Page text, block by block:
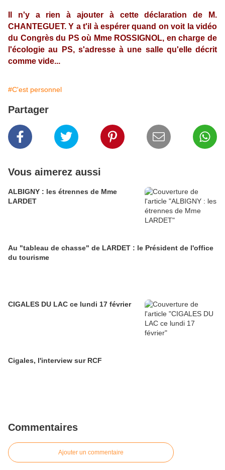
Il n'y a rien à ajouter à cette déclaration de M.
CHANTEGUET. Y a t'il à espérer quand on voit la vidéo
du Congrès du PS où Mme ROSSIGNOL, en charge de
l'écologie au PS, s'adresse à une salle qu'elle décrit
comme vide...
#C'est personnel
Partager
Vous aimerez aussi
ALBIGNY : les étrennes de Mme
LARDET
Au "tableau de chasse" de LARDET : le Président de l'office
du tourisme
CIGALES DU LAC ce lundi 17 février
Cigales, l'interview sur RCF
Commentaires
Ajouter un commentaire